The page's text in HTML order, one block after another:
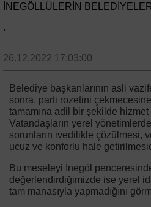
İNEGÖLLÜLERIN
.
26.12.2022 17:03:00
Belediye başkanlarının asli
sonra, parti rozetini
tamamına adil bir şekilde hizmet
Vatandaşların yerel
sorunların ivedilikle çözülmesi,
ucuz ve konforlu hale
Bu meseleyi İnegöl
değerlendirdiğimizde ise yerel
tam manasıyla yapmadığını